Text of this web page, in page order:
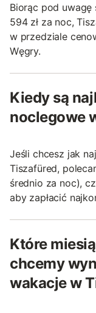
Biorąc pod uwagę
594 zł za noc,
w przedziale
Węgry.
Kiedy są
noclegowe
Jeśli chcesz jak
Tiszafüred,
średnio za noc),
aby zapłacić
Które
chcemy
wakacje w